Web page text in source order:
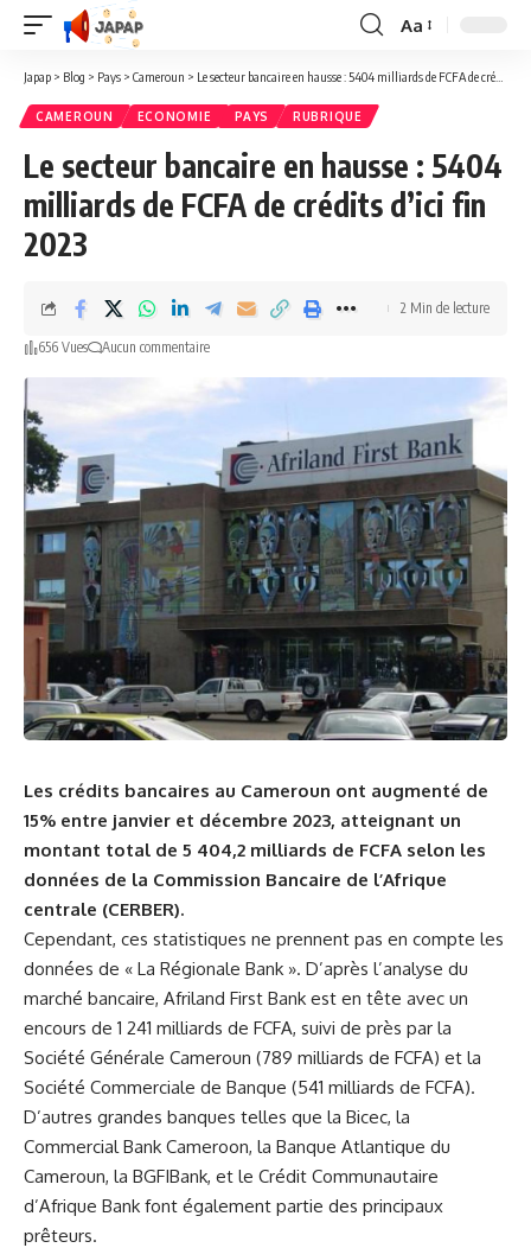
Redimensionner
la
Aa
Japap > Blog > Pays > Cameroun > Le secteur bancaire en hausse : 5404 milliards de FCFA de crédits d’ici fin 2023
CAMEROUN ECONOMIE PAYS RUBRIQUE
Le secteur bancaire en hausse : 5404
milliards de FCFA de crédits d’ici fin
2023
656 Vues Aucun commentaire
2 Min de lecture
Les crédits bancaires au Cameroun ‍ont augmenté de
15% entre janvier et décembre 2023, atteignant un
montant total de 5 404,2 milliards de FCFA selon les
données de ‌la ⁣Commission Bancaire de l’Afrique
centrale (CERBER).
Cependant, ces statistiques ne prennent pas en compte les
données de « La Régionale Bank ». D’après l’analyse du
‍marché bancaire, Afriland First⁣ Bank est en tête avec un
encours de⁤ 1 241 milliards de FCFA, suivi de près par la
Société Générale Cameroun (789 milliards de FCFA) et la
Société Commerciale de Banque (541 milliards de FCFA).
D’autres grandes banques telles que la Bicec, la
Commercial Bank Cameroon, la Banque Atlantique du
Cameroun, la BGFIBank, et le ⁣Crédit Communautaire
d’Afrique Bank​ font également partie ⁣des principaux
‌prêteurs.